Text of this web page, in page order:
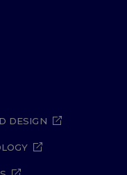
DESIGN